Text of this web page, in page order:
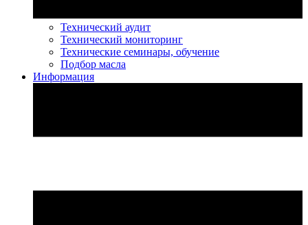
Технический аудит
Технический мониторинг
Технические семинары, обучение
Подбор масла
Информация